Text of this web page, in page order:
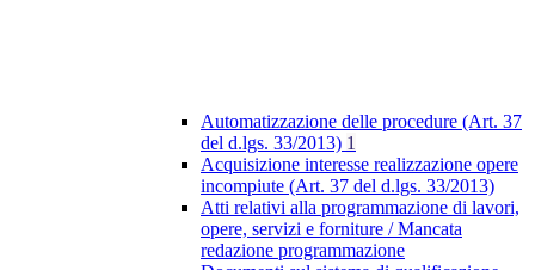
Automatizzazione delle procedure (Art. 37
del d.lgs. 33/2013) 1
Acquisizione interesse realizzazione opere
incompiute (Art. 37 del d.lgs. 33/2013)
Atti relativi alla programmazione di lavori,
opere, servizi e forniture / Mancata
redazione programmazione